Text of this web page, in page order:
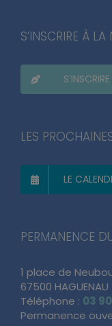
S’INSCRIRE À LA
LES
LE
PERMANENCE
1 place de
67500 HAGUENAU
Téléphone : 03
Permanence